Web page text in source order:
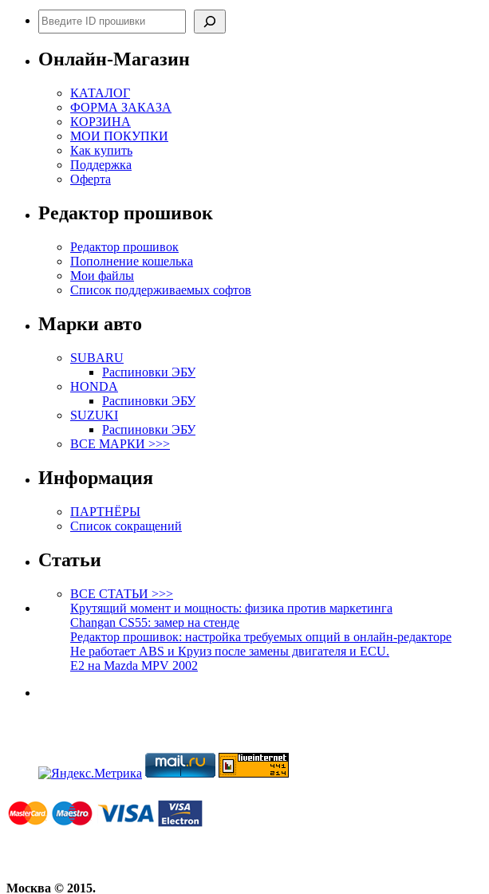
Поиск
Онлайн-Магазин
КАТАЛОГ
ФОРМА ЗАКАЗА
КОРЗИНА
МОИ ПОКУПКИ
Как купить
Поддержка
Оферта
Редактор прошивок
Редактор прошивок
Пополнение кошелька
Мои файлы
Список поддерживаемых софтов
Марки авто
SUBARU
Распиновки ЭБУ
HONDA
Распиновки ЭБУ
SUZUKI
Распиновки ЭБУ
ВСЕ МАРКИ >>>
Информация
ПАРТНЁРЫ
Список сокращений
Статьи
ВСЕ СТАТЬИ >>>
Крутящий момент и мощность: физика против маркетинга
Changan CS55: замер на стенде
Редактор прошивок: настройка требуемых опций в онлайн-редакторе
Не работает ABS и Круиз после замены двигателя и ECU.
E2 на Mazda MPV 2002
Москва © 2015.